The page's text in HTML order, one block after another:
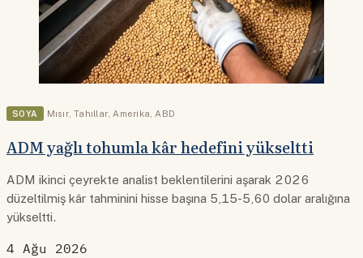
SOYA Mısır,Tahıllar Amerika ABD
ADM yağlı tohumla kâr hedefini yükseltti
ADM ikinci çeyrekte analist beklentilerini aşarak 2026
düzeltilmiş kâr tahminini hisse başına 5,15-5,60 dolar aralığına
yükseltti.
4 Ağu 2026